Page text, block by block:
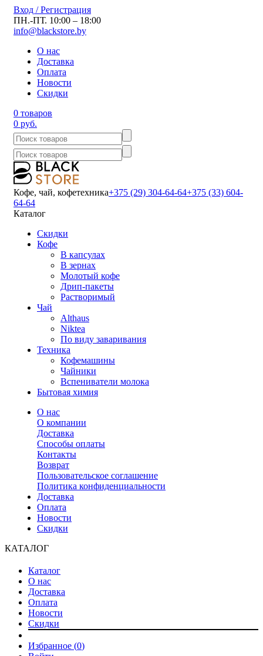
Вход / Регистрация
ПН.-ПТ. 10:00 – 18:00
info@blackstore.by
О нас
Доставка
Оплата
Новости
Скидки
0 товаров
0 руб.
Кофе, чай, кофетехника+375 (29) 304-64-64+375 (33) 604-
64-64
Каталог
Скидки
Кофе
В капсулах
В зернах
Молотый кофе
Дрип-пакеты
Растворимый
Чай
Althaus
Niktea
По виду заваривания
Техника
Кофемашины
Чайники
Вспениватели молока
Бытовая химия
О нас
О компании
Доставка
Способы оплаты
Контакты
Возврат
Пользовательское соглашение
Политика конфиденциальности
Доставка
Оплата
Новости
Скидки
КАТАЛОГ
Каталог
О нас
Доставка
Оплата
Новости
Скидки
Избранное (0)